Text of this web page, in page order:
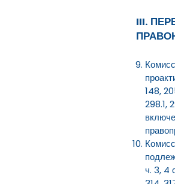
III.
148,
298.1,
ч. 3, 4